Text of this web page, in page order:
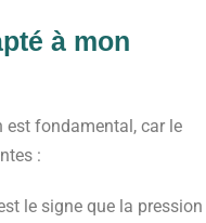
à mon
est fondamental, car le
:
le signe que la pression